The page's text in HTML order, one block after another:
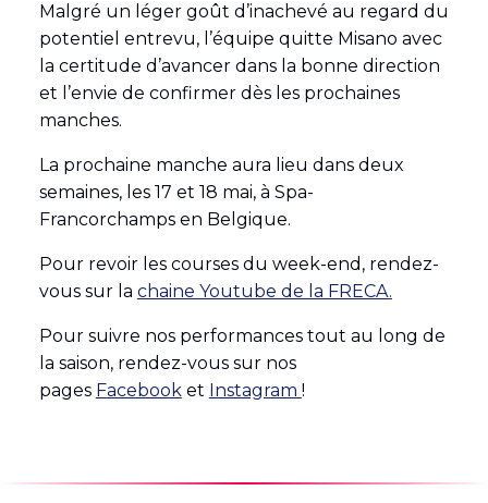
Malgré un léger goût d’inachevé au regard du
potentiel entrevu, l’équipe quitte Misano avec
la certitude d’avancer dans la bonne direction
et l’envie de confirmer dès les prochaines
manches.
La prochaine manche aura lieu dans deux
semaines, les 17 et 18 mai, à Spa-
Francorchamps en Belgique.
Pour revoir les courses du week-end, rendez-
vous sur la chaine Youtube de la FRECA.
Pour suivre nos performances tout au long de
la saison, rendez-vous sur nos
pages Facebooket Instagram !